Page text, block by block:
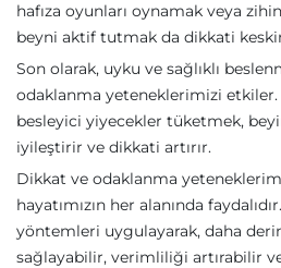
hafıza oyunları oynamak veya
beyni aktif tutmak da dikkati
Son olarak, uyku ve sağlıklı
odaklanma yeteneklerimizi
besleyici yiyecekler tüketmek,
iyileştirir ve dikkati artırır.
Dikkat ve odaklanma
hayatımızın her alanında
yöntemleri uygulayarak, daha
sağlayabilir, verimliliği artırabilir